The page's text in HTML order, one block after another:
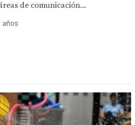
de comunicación...
años